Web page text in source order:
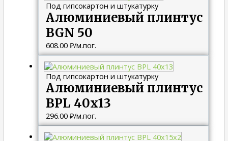
Под гипсокартон и штукатурку
Алюминиевый плинтус
BGN 50
608.00 ₽/м.пог.
Под гипсокартон и штукатурку
Алюминиевый плинтус
BPL 40х13
296.00 ₽/м.пог.